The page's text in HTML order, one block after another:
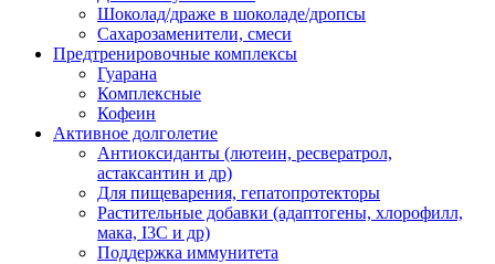
Шоколад/драже в шоколаде/дропсы
Сахарозаменители, смеси
Предтренировочные комплексы
Гуарана
Комплексные
Кофеин
Активное долголетие
Антиоксиданты (лютеин, ресвератрол,
астаксантин и др)
Для пищеварения, гепатопротекторы
Растительные добавки (адаптогены, хлорофилл,
мака, I3C и др)
Поддержка иммунитета